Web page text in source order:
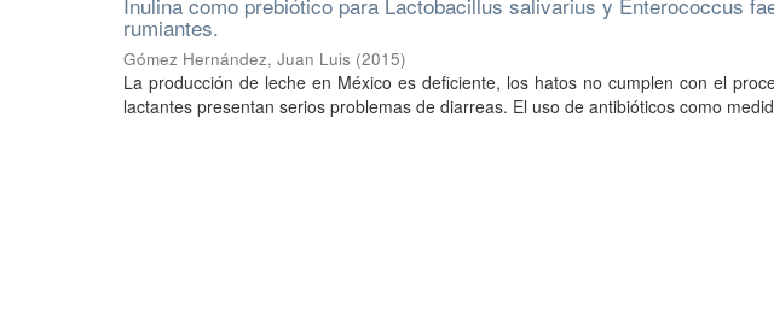
rumiantes.
Gómez Hernández, Juan Luis (2015)
La producción de leche en México es deficiente, los hatos no cumplen con el
lactantes presentan serios problemas de diarreas. El uso de antibióticos como